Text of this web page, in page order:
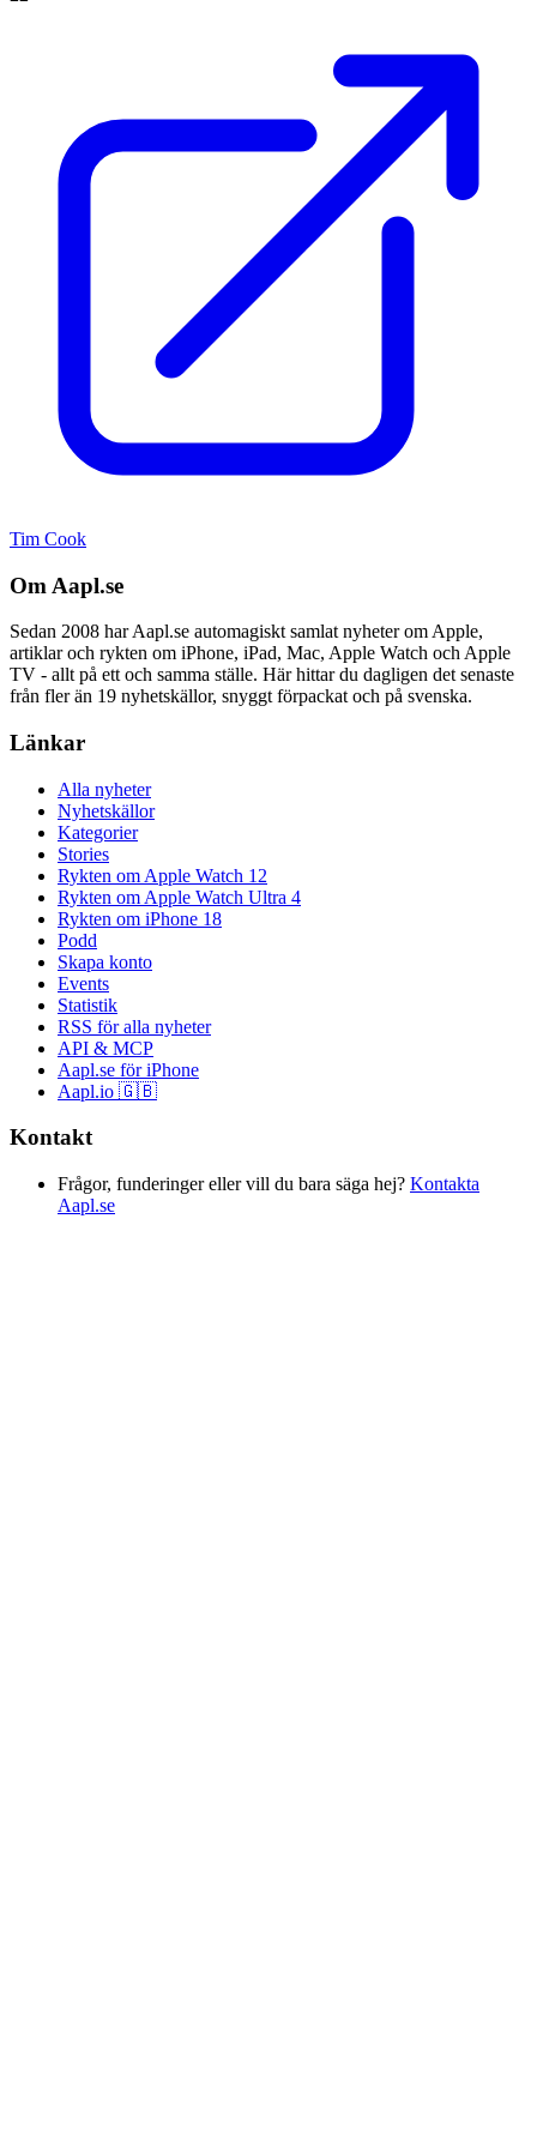
Tim Cook
Om Aapl.se
Sedan 2008 har Aapl.se automagiskt samlat nyheter om Apple,
artiklar och rykten om iPhone, iPad, Mac, Apple Watch och Apple
TV - allt på ett och samma ställe. Här hittar du dagligen det senaste
från fler än 19 nyhetskällor, snyggt förpackat och på svenska.
Länkar
Alla nyheter
Nyhetskällor
Kategorier
Stories
Rykten om Apple Watch 12
Rykten om Apple Watch Ultra 4
Rykten om iPhone 18
Podd
Skapa konto
Events
Statistik
RSS för alla nyheter
API & MCP
Aapl.se för iPhone
Aapl.io 🇬🇧
Kontakt
Frågor, funderinger eller vill du bara säga hej? Kontakta
Aapl.se